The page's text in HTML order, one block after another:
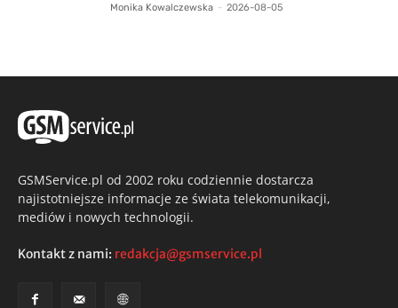
Monika Kowalczewska - 2026-08-05
GSMService.pl od 2002 roku codziennie dostarcza
najistotniejsze informacje ze świata telekomunikacji,
mediów i nowych technologii.
Kontakt z nami: redakcja@gsmservice.pl